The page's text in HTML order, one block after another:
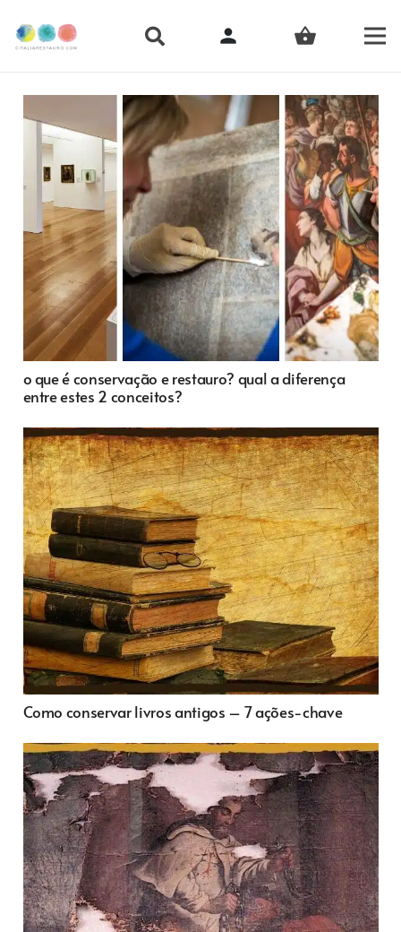
person shopping_basket
o que é conservação e restauro? qual a diferença
entre estes 2 conceitos?
Como conservar livros antigos – 7 ações-chave